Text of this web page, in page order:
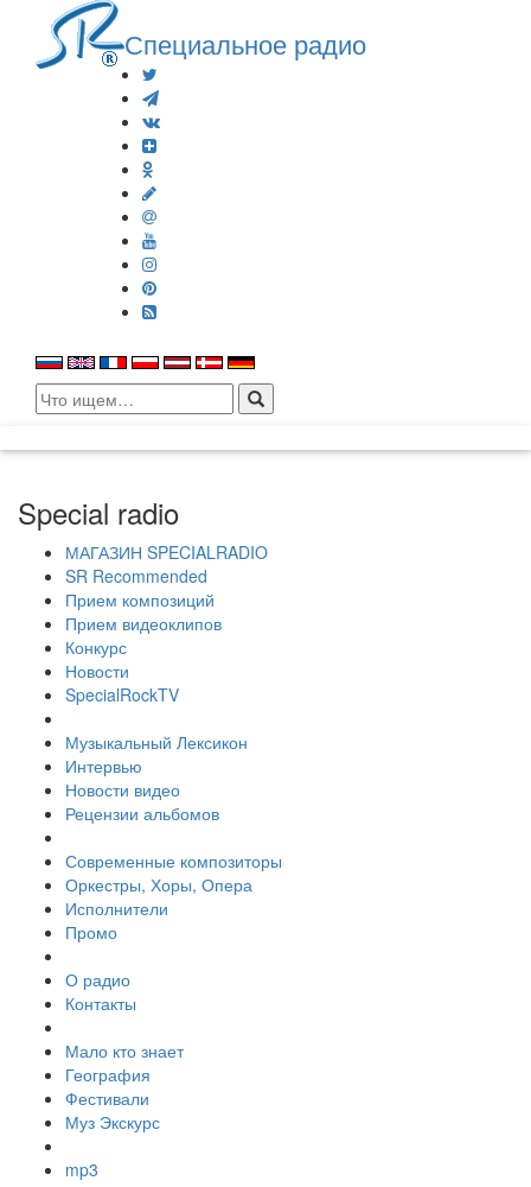
Специальное радио
Search
for:
Special radio
МАГАЗИН SPECIALRADIO
SR Recommended
Прием композиций
Прием видеоклипов
Конкурс
Новости
SpecialRockTV
Музыкальный Лексикон
Интервью
Новости видео
Рецензии альбомов
Современные композиторы
Оркестры, Хоры, Опера
Исполнители
Промо
О радио
Контакты
Мало кто знает
География
Фестивали
Муз Экскурс
mp3